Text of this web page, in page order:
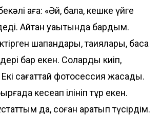
аға: «Әй, бала, кешке үйге
Айтқан уақытында бардым.
шапандары, тақиялары, басқа
бар екен. Соларды киіп,
Екі сағаттай фотосессия жаса­дық.
кесеқап ілініп тұр екен.
да, соған қара­тып түсірдім.